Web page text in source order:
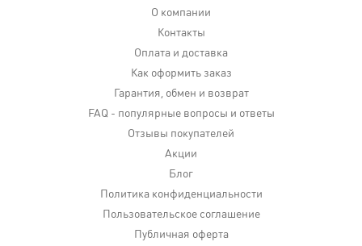
О компании
Контакты
Оплата и доставка
Как оформить заказ
Гарантия, обмен и возврат
FAQ - популярные вопросы и ответы
Отзывы покупателей
Акции
Блог
Политика конфиденциальности
Пользовательское соглашение
Публичная оферта